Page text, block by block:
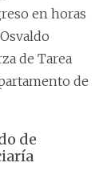
en horas
de Tarea
de
de